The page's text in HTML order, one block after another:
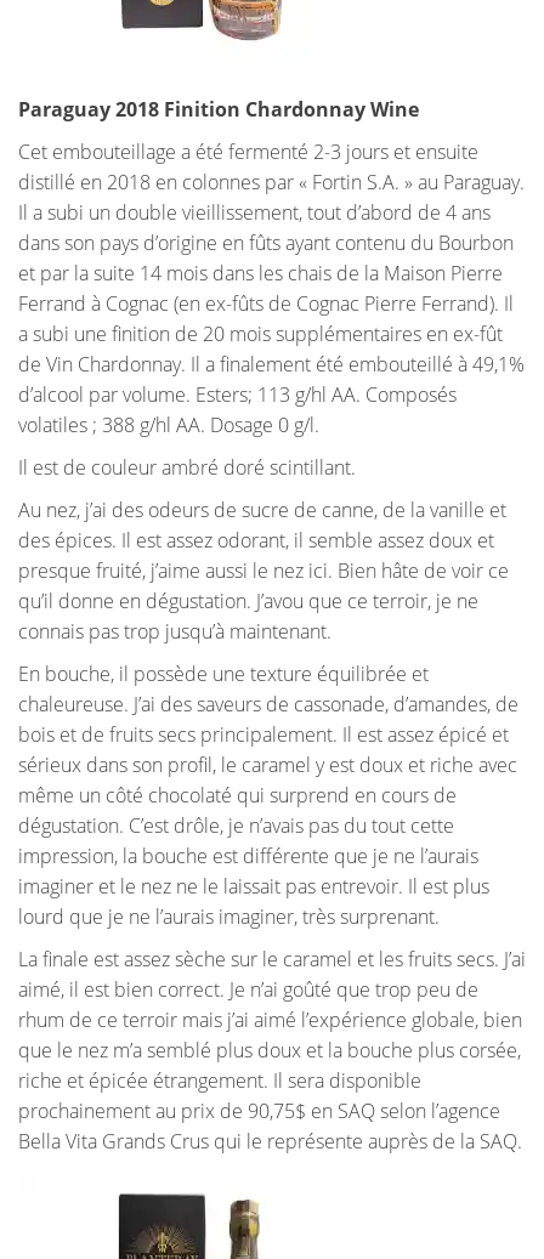
Paraguay 2018 Finition Chardonnay Wine
Cet embouteillage a été fermenté 2-3 jours et ensuite
distillé en 2018 en colonnes par « Fortin S.A. » au Paraguay.
Il a subi un double vieillissement, tout d’abord de 4 ans
dans son pays d’origine en fûts ayant contenu du Bourbon
et par la suite 14 mois dans les chais de la Maison Pierre
Ferrand à Cognac (en ex-fûts de Cognac Pierre Ferrand). Il
a subi une finition de 20 mois supplémentaires en ex-fût
de Vin Chardonnay. Il a finalement été embouteillé à 49,1%
d’alcool par volume. Esters; 113 g/hl AA. Composés
volatiles ; 388 g/hl AA. Dosage 0 g/l.
Il est de couleur ambré doré scintillant.
Au nez, j’ai des odeurs de sucre de canne, de la vanille et
des épices. Il est assez odorant, il semble assez doux et
presque fruité, j’aime aussi le nez ici. Bien hâte de voir ce
qu’il donne en dégustation. J’avou que ce terroir, je ne
connais pas trop jusqu’à maintenant.
En bouche, il possède une texture équilibrée et
chaleureuse. J’ai des saveurs de cassonade, d’amandes, de
bois et de fruits secs principalement. Il est assez épicé et
sérieux dans son profil, le caramel y est doux et riche avec
même un côté chocolaté qui surprend en cours de
dégustation. C’est drôle, je n’avais pas du tout cette
impression, la bouche est différente que je ne l’aurais
imaginer et le nez ne le laissait pas entrevoir. Il est plus
lourd que je ne l’aurais imaginer, très surprenant.
La finale est assez sèche sur le caramel et les fruits secs. J’ai
aimé, il est bien correct. Je n’ai goûté que trop peu de
rhum de ce terroir mais j’ai aimé l’expérience globale, bien
que le nez m’a semblé plus doux et la bouche plus corsée,
riche et épicée étrangement. Il sera disponible
prochainement au prix de 90,75$ en SAQ selon l’agence
Bella Vita Grands Crus qui le représente auprès de la SAQ.